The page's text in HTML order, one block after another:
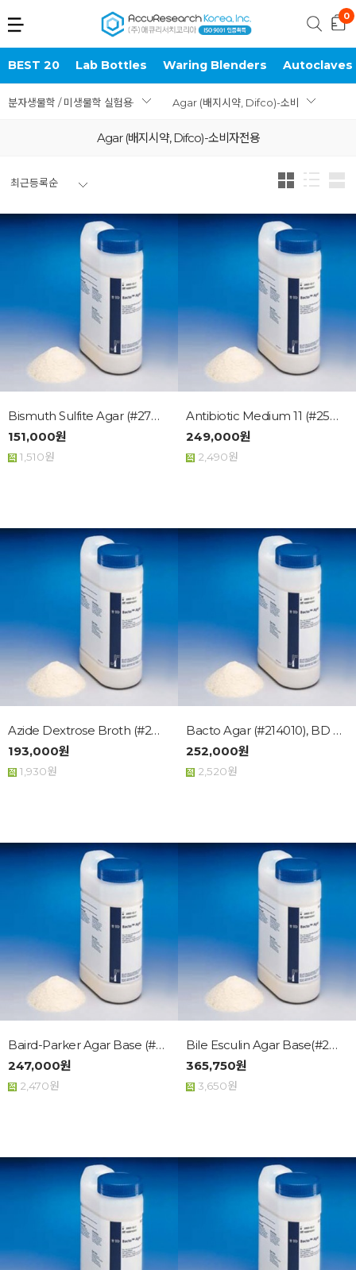
BEST 20 Lab Bottles Waring Blenders Autoclaves
분자생물학 / 미생물학 실험용품 Agar (배지시약, Difco)-소비자전용
Agar (배지시약, Difco)-소비자전용
최근등록순
Bismuth Sulfite Agar (#27330...
151,000원
1,510원
Antibiotic Medium 11 (#25931...
249,000원
2,490원
Azide Dextrose Broth (#23871...
193,000원
1,930원
Bacto Agar (#214010), BD Bac...
252,000원
2,520원
Baird-Parker Agar Base (#276...
247,000원
2,470원
Bile Esculin Agar Base(#2990...
365,750원
3,650원